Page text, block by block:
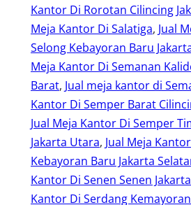
Kantor Di Rorotan Cilincing
Meja Kantor Di Salatiga, Jual
Selong Kebayoran Baru
Meja Kantor Di Semanan
Barat, Jual meja kantor di
Kantor Di Semper Barat
Jual Meja Kantor Di Semper
Jakarta Utara, Jual Meja
Kebayoran Baru Jakarta
Kantor Di Senen Senen
Kantor Di Serdang